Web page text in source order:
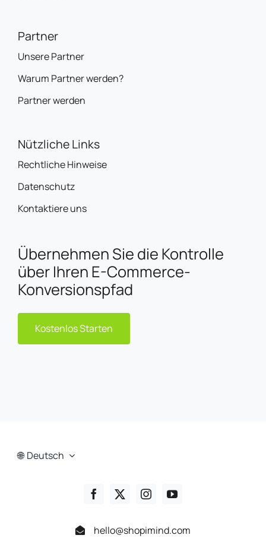
Partner
Unsere Partner
Warum Partner werden?
Partner werden
Nützliche Links
Rechtliche Hinweise
Datenschutz
Kontaktiere uns
Übernehmen Sie die Kontrolle
über Ihren E-Commerce-
Konversionspfad
Kostenlos Starten
Deutsch
hello@shopimind.com